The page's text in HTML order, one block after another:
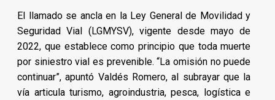
El llamado se ancla en la Ley General de Movilidad y
Seguridad Vial (LGMYSV), vigente desde mayo de
2022, que establece como principio que toda muerte
por siniestro vial es prevenible. “La omisión no puede
continuar”, apuntó Valdés Romero, al subrayar que la
vía articula turismo, agroindustria, pesca, logística e